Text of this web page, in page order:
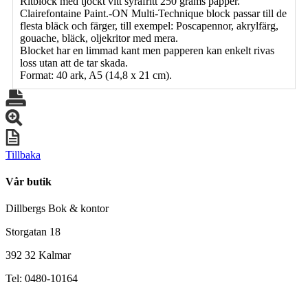
Clairefontaine Paint.-ON Multi-Technique block passar till de
flesta bläck och färger, till exempel: Poscapennor, akrylfärg,
gouache, bläck, oljekritor med mera.
Blocket har en limmad kant men papperen kan enkelt rivas
loss utan att de tar skada.
Format: 40 ark, A5 (14,8 x 21 cm).
Tillbaka
Vår butik
Dillbergs Bok & kontor
Storgatan 18
392 32 Kalmar
Tel: 0480-10164